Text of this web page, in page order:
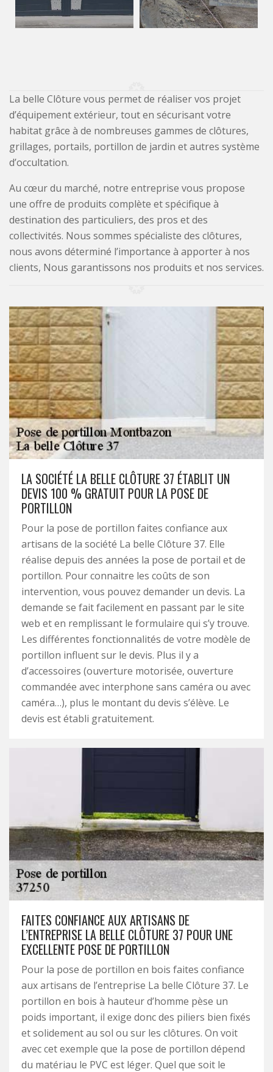
La belle Clôture vous permet de réaliser vos projet
d’équipement extérieur, tout en sécurisant votre
habitat grâce à de nombreuses gammes de clôtures,
grillages, portails, portillon de jardin et autres système
d’occultation.
Au cœur du marché, notre entreprise vous propose
une offre de produits complète et spécifique à
destination des particuliers, des pros et des
collectivités. Nous sommes spécialiste des clôtures,
nous avons déterminé l’importance à apporter à nos
clients, Nous garantissons nos produits et nos services.
LA SOCIÉTÉ LA BELLE CLÔTURE 37 ÉTABLIT UN
DEVIS 100 % GRATUIT POUR LA POSE DE
PORTILLON
Pour la pose de portillon faites confiance aux
artisans de la société La belle Clôture 37. Elle
réalise depuis des années la pose de portail et de
portillon. Pour connaitre les coûts de son
intervention, vous pouvez demander un devis. La
demande se fait facilement en passant par le site
web et en remplissant le formulaire qui s’y trouve.
Les différentes fonctionnalités de votre modèle de
portillon influent sur le devis. Plus il y a
d’accessoires (ouverture motorisée, ouverture
commandée avec interphone sans caméra ou avec
caméra…), plus le montant du devis s’élève. Le
devis est établi gratuitement.
FAITES CONFIANCE AUX ARTISANS DE
L’ENTREPRISE LA BELLE CLÔTURE 37 POUR UNE
EXCELLENTE POSE DE PORTILLON
Pour la pose de portillon en bois faites confiance
aux artisans de l’entreprise La belle Clôture 37. Le
portillon en bois à hauteur d’homme pèse un
poids important, il exige donc des piliers bien fixés
et solidement au sol ou sur les clôtures. On voit
avec cet exemple que la pose de portillon dépend
du matériau le PVC est léger. Quel que soit le